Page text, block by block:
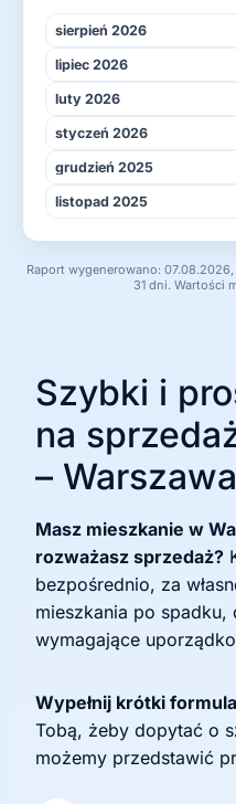
sierpień 2026
lipiec 2026
luty 2026
styczeń 2026
grudzień 2025
listopad 2025
Raport wygenerowano:
31 dni. Wartości
Szybki i
na
– Warszawa
Masz mieszkanie w
rozważasz sprzedaż?
bezpośrednio, za
mieszkania po spadku,
wymagające
Wypełnij krótki
Tobą, żeby dopytać o
możemy przedstawić